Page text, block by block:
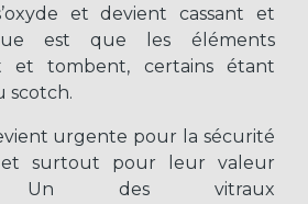
et devient cassant et
est que les éléments
et tombent, certains étant
scotch.
urgente pour la sécurité
et surtout pour leur valeur
Un des vitraux